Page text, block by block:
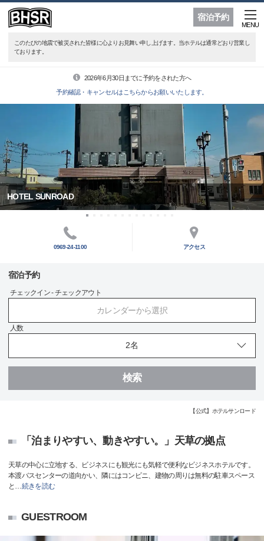
宿泊予約
MENU
このたびの地震で被災された皆様に心よりお見舞い申し上げます。当ホテルは通常どおり営業し
ております。
2026年6月30日までに予約をされた方へ
予約確認・キャンセルはこちらからお願いいたします。
HOTEL SUNROAD
0969-24-1100 アクセス
宿泊予約
チェックイン - チェックアウト
カレンダーから選択
人数
検索
【公式】ホテルサンロード
「泊まりやすい、動きやすい。」天草の拠点
天草の中心に立地する、ビジネスにも観光にも気軽で便利なビジネスホテルです。
本渡バスセンターの道向かい、隣にはコンビニ、建物の周りは無料の駐車スペース
と …続きを読む
GUESTROOM